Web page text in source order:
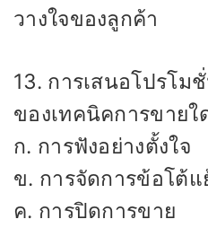
วางใจของลูกค้า
13. การเสนอโปรโม
ของเทคนิคการขายใ
ก. การฟังอย่างตั้งใจ
ข. การจัดการข้อโต้แ
ค. การปิดการขาย